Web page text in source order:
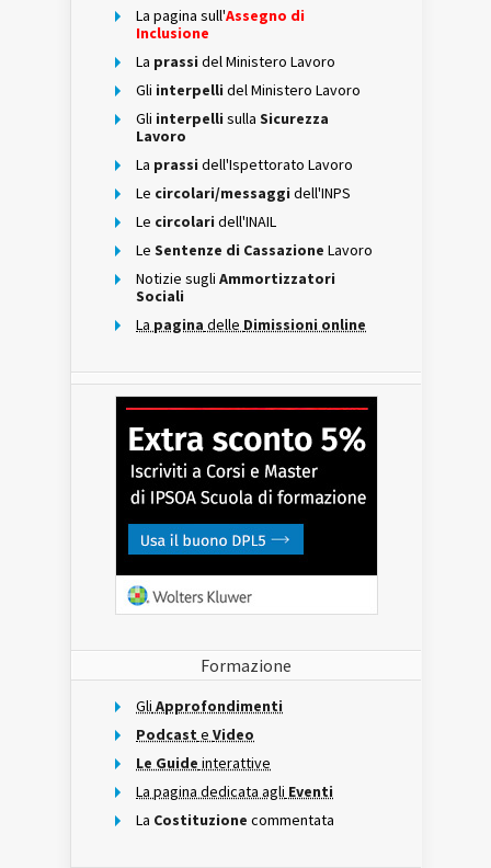
La pagina sull'Assegno di
Inclusione
La prassi del Ministero Lavoro
Gli interpelli del Ministero Lavoro
Gli interpelli sulla Sicurezza
Lavoro
La prassi dell'Ispettorato Lavoro
Le circolari/messaggi dell'INPS
Le circolari dell'INAIL
Le Sentenze di Cassazione Lavoro
Notizie sugli Ammortizzatori
Sociali
La pagina delle Dimissioni online
Formazione
Gli Approfondimenti
Podcast e Video
Le Guide interattive
La pagina dedicata agli Eventi
La Costituzione commentata